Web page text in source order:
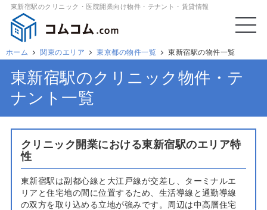
東新宿駅のクリニック・医院開業向け物件・テナント・賃貸情報
ホーム 関東のエリア 東京都の物件一覧 東新宿駅の物件一覧
東新宿駅のクリニック物件・テ
ナント一覧
クリニック開業における東新宿駅のエリア特
性
東新宿駅は副都心線と大江戸線が交差し、ターミナルエ
リアと住宅地の間に位置するため、生活導線と通勤導線
の双方を取り込める立地が強みです。周辺は中高層住宅